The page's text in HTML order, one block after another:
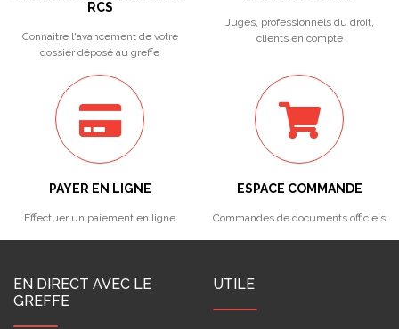
RCS
Connaitre l'avancement de votre
dossier déposé au greffe
Juges, professionnels du droit,
clients en compte
PAYER EN LIGNE
Effectuer un paiement en ligne
ESPACE COMMANDE
Commandes de documents officiels
EN DIRECT AVEC LE
GREFFE
UTILE